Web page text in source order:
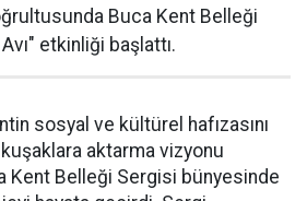
Buca Kent Belleği
etkinliği başlattı.
sosyal ve kültürel hafızasını
aktarma vizyonu
Kent Belleği Sergisi bünyesinde